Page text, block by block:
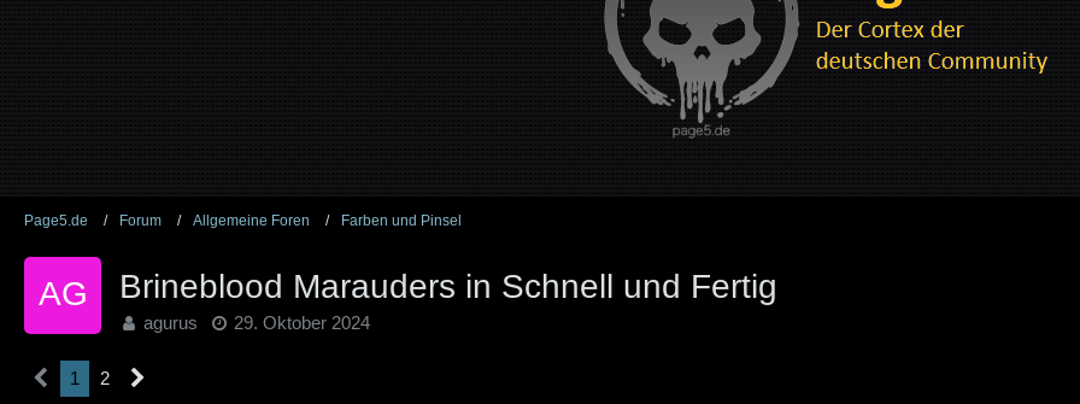
Page5.de Forum Allgemeine Foren Farben und Pinsel
Brineblood Marauders in Schnell und Fertig
agurus 29. Oktober 2024
1 2